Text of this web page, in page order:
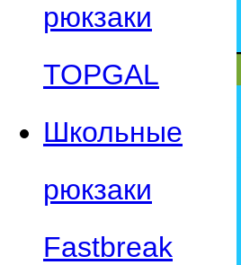
рюкзаки
TOPGAL
Школьные
рюкзаки
Fastbreak